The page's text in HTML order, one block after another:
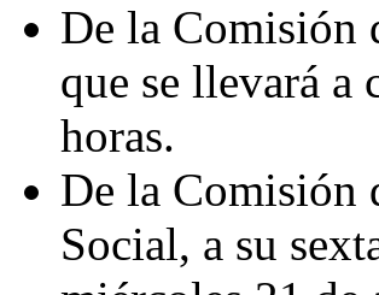
De la Comisión
que se llevará a
horas.
De la Comisión
Social, a su